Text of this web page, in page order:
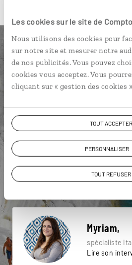
Les cookies sur le site de
Nous utilisons des cookies pour
sur notre site et mesurer notre
de nos publicités. Vous pouvez
cookies vous acceptez. Vous
cliquant sur « gestion des cookies
TOUT ACCEPTER
PERSONNALISER
TOUT REFUSER
Une envie
Pont du Rialto Grand Canal
Myriam,
spécialiste
Lire son